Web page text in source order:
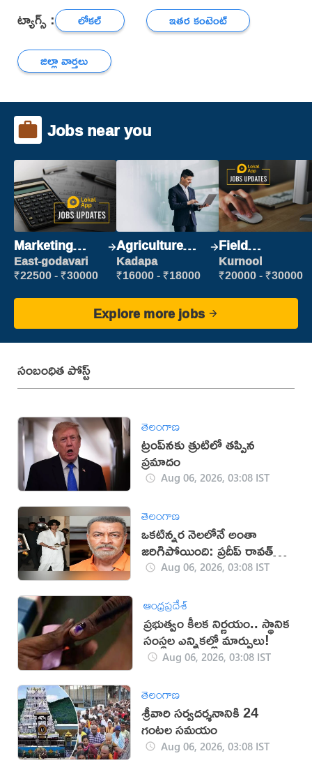
ట్యాగ్స్ : లోకల్
ఇతర కంటెంట్
జిల్లా వార్తలు
Jobs near you
Marketing
Executive
East-godavari
₹22500 - ₹30000
Agriculture
Labour
Kadapa
₹16000 - ₹18000
Field
Marketing
Executive
Kurnool
₹20000 - ₹30000
Explore more jobs
సంబంధిత పోస్ట్
తెలంగాణ
ట్రంప్‌నకు త్రుటిలో తప్పిన
ప్రమాదం
Aug 06, 2026, 03:08 IST
తెలంగాణ
ఒకటిన్నర నెలలోనే అంతా
జరిగిపోయింది: ప్రదీప్ రావత్
కుమారుడు
Aug 06, 2026, 03:08 IST
ఆంధ్రప్రదేశ్
ప్రభుత్వం కీలక నిర్ణయం.. స్థానిక
సంస్థల ఎన్నికల్లో మార్పులు!
Aug 06, 2026, 03:08 IST
తెలంగాణ
శ్రీవారి సర్వదర్శనానికి 24
గంటల సమయం
Aug 06, 2026, 03:08 IST